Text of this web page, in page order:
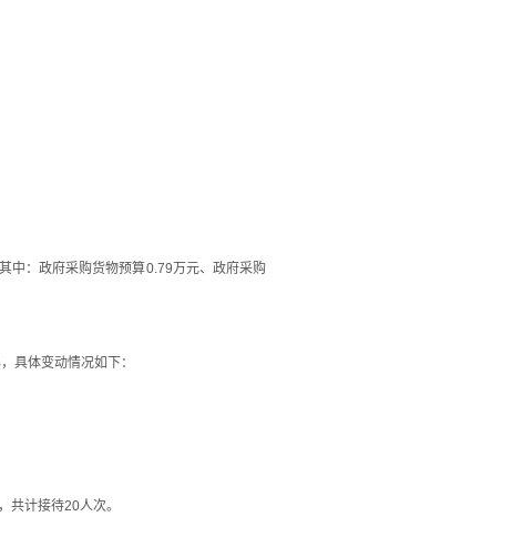
：政府采购货物预算0.79万元、政府采购
具体变动情况如下：
计接待20人次。